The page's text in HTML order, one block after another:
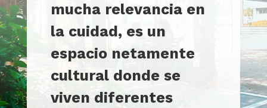
mucha relevancia en
la cuidad, es un
espacio netamente
cultural donde se
viven diferentes